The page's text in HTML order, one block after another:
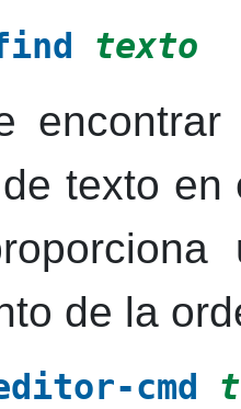
texto
texto en
de la
cmd